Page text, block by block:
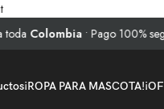
• Pago 100% seguro • ⚡
¡ROPA PARA MASCOTA!